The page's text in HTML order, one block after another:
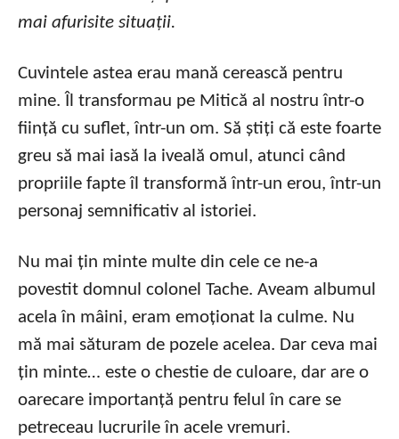
mai afurisite situații.
Cuvintele astea erau mană cerească pentru
mine. Îl transformau pe Mitică al nostru într-o
ființă cu suflet, într-un om. Să știți că este foarte
greu să mai iasă la iveală omul, atunci când
propriile fapte îl transformă într-un erou, într-un
personaj semnificativ al istoriei.
Nu mai țin minte multe din cele ce ne-a
povestit domnul colonel Tache. Aveam albumul
acela în mâini, eram emoționat la culme. Nu
mă mai săturam de pozele acelea. Dar ceva mai
țin minte… este o chestie de culoare, dar are o
oarecare importanță pentru felul în care se
petreceau lucrurile în acele vremuri.